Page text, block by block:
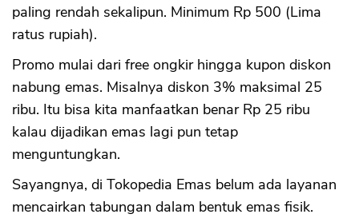
paling rendah sekalipun. Minimum Rp 500 (Lima
ratus rupiah).
Promo mulai dari free ongkir hingga kupon diskon
nabung emas. Misalnya diskon 3% maksimal 25
ribu. Itu bisa kita manfaatkan benar Rp 25 ribu
kalau dijadikan emas lagi pun tetap
menguntungkan.
Sayangnya, di Tokopedia Emas belum ada layanan
mencairkan tabungan dalam bentuk emas fisik.